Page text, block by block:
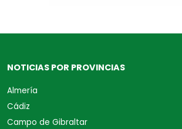
NOTICIAS POR PROVINCIAS
Almería
Cádiz
Campo de Gibraltar